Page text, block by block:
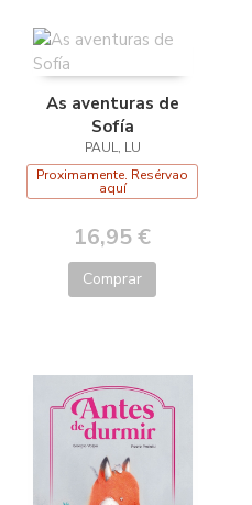
As aventuras de
Sofía
PAUL, LU
Proximamente. Resérvao
aquí
16,95 €
Comprar